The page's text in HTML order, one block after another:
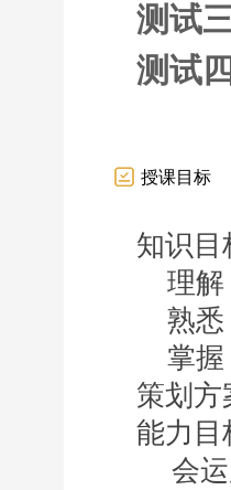
测试
测试
授课目标
知识目
理
熟
掌
策划方
能力目
会